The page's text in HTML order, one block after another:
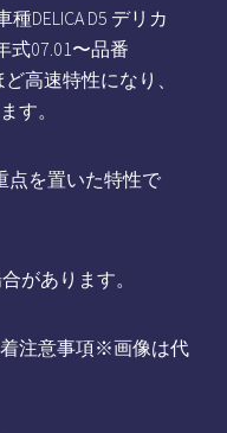
DELICA D5 デリカ
式07.01〜品番
高速特性になり、
す。
点を置いた特性で
があります。
注意事項※画像は代